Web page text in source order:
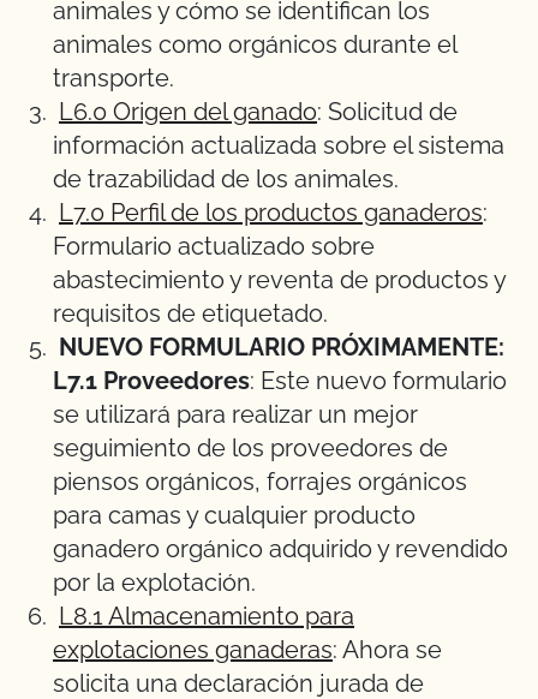
animales y cómo se identifican los
animales como orgánicos durante el
transporte.
L6.0 Origen del ganado: Solicitud de
información actualizada sobre el sistema
de trazabilidad de los animales.
L7.0 Perfil de los productos ganaderos:
Formulario actualizado sobre
abastecimiento y reventa de productos y
requisitos de etiquetado.
NUEVO FORMULARIO PRÓXIMAMENTE:
L7.1 Proveedores: Este nuevo formulario
se utilizará para realizar un mejor
seguimiento de los proveedores de
piensos orgánicos, forrajes orgánicos
para camas y cualquier producto
ganadero orgánico adquirido y revendido
por la explotación.
L8.1 Almacenamiento para
explotaciones ganaderas: Ahora se
solicita una declaración jurada de